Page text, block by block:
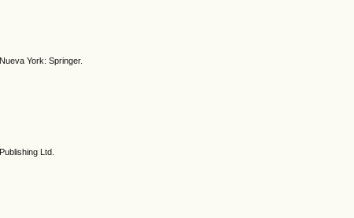
York: Springer.
Ltd.